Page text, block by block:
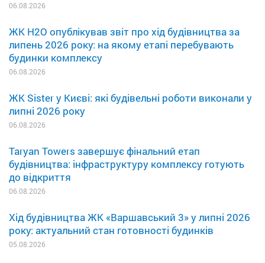
06.08.2026
ЖК H2O опублікував звіт про хід будівництва за
липень 2026 року: на якому етапі перебувають
будинки комплексу
06.08.2026
ЖК Sister у Києві: які будівельні роботи виконали у
липні 2026 року
06.08.2026
Taryan Towers завершує фінальний етап
будівництва: інфраструктуру комплексу готують
до відкриття
06.08.2026
Хід будівництва ЖК «Варшавський 3» у липні 2026
року: актуальний стан готовності будинків
05.08.2026